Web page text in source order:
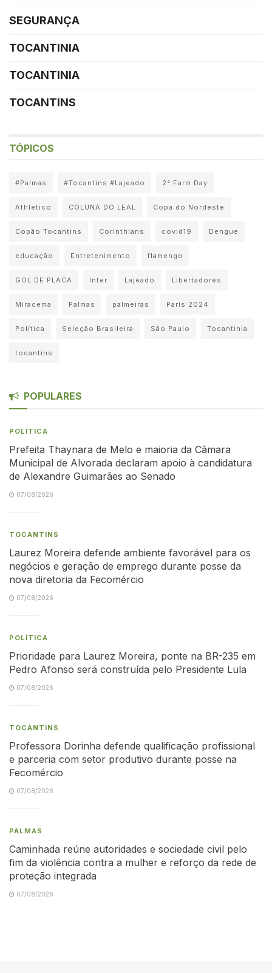
SEGURANÇA
TOCANTINIA
TOCANTINIA
TOCANTINS
TÓPICOS
#Palmas #Tocantins #Lajeado 2° Farm Day
Athletico COLUNA DO LEAL Copa do Nordeste
Copão Tocantins Corinthians covid19 Dengue
educação Entretenimento flamengo
GOL DE PLACA Inter Lajeado Libertadores
Miracema Palmas palmeiras Paris 2024
Política Seleção Brasileira São Paulo Tocantinia
tocantins
POPULARES
POLÍTICA
Prefeita Thaynara de Melo e maioria da Câmara
Municipal de Alvorada declaram apoio à candidatura
de Alexandre Guimarães ao Senado
07/08/2026
TOCANTINS
Laurez Moreira defende ambiente favorável para os
negócios e geração de emprego durante posse da
nova diretoria da Fecomércio
07/08/2026
POLÍTICA
Prioridade para Laurez Moreira, ponte na BR-235 em
Pedro Afonso será construída pelo Presidente Lula
07/08/2026
TOCANTINS
Professora Dorinha defende qualificação profissional
e parceria com setor produtivo durante posse na
Fecomércio
07/08/2026
PALMAS
Caminhada reúne autoridades e sociedade civil pelo
fim da violência contra a mulher e reforço da rede de
proteção integrada
07/08/2026